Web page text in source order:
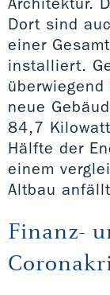
Dort sind
einer
installiert.
neue
84,7
Hälfte der
einem
Altbau
Finanz-